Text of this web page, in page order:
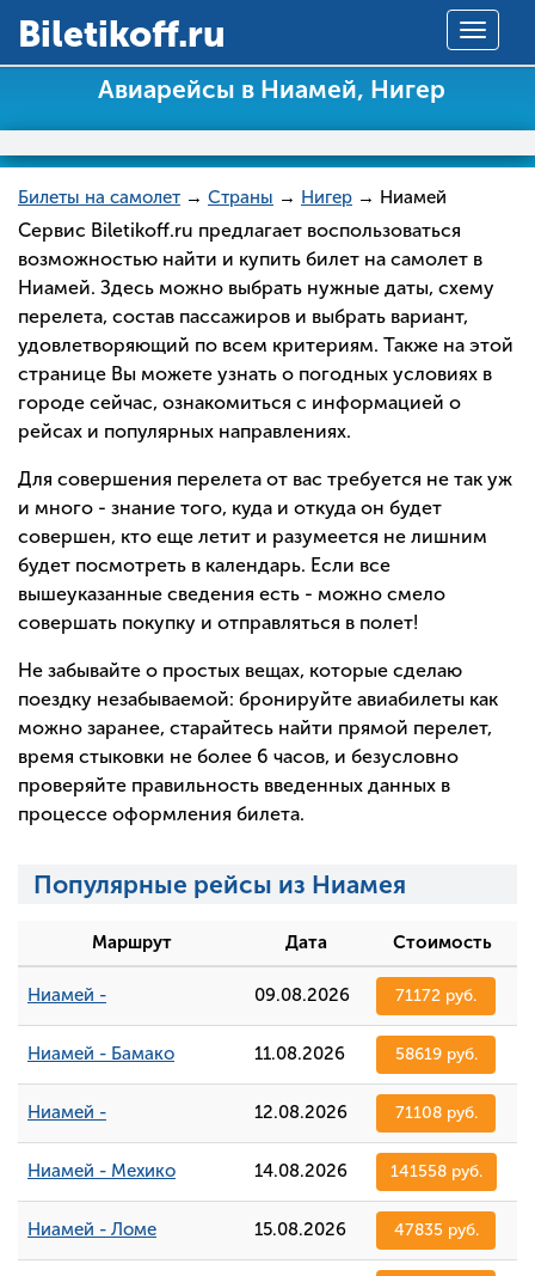
Toggle
Вiletikoff.ru
Авиарейсы в Ниамей, Нигер
Билеты на самолет → Страны → Нигер → Ниамей
Сервис Biletikoff.ru предлагает воспользоваться
возможностью найти и купить билет на самолет в
Ниамей. Здесь можно выбрать нужные даты, схему
перелета, состав пассажиров и выбрать вариант,
удовлетворяющий по всем критериям. Также на этой
странице Вы можете узнать о погодных условиях в
городе сейчас, ознакомиться с информацией о
рейсах и популярных направлениях.
Для совершения перелета от вас требуется не так уж
и много - знание того, куда и откуда он будет
совершен, кто еще летит и разумеется не лишним
будет посмотреть в календарь. Если все
вышеуказанные сведения есть - можно смело
совершать покупку и отправляться в полет!
Не забывайте о простых вещах, которые сделаю
поездку незабываемой: бронируйте авиабилеты как
можно заранее, старайтесь найти прямой перелет,
время стыковки не более 6 часов, и безусловно
проверяйте правильность введенных данных в
процессе оформления билета.
Популярные рейсы из Ниамея
Маршрут Дата Стоимость
Ниамей - 09.08.2026 71172 руб.
Ниамей - Бамако 11.08.2026 58619 руб.
Ниамей - 12.08.2026 71108 руб.
Ниамей - Мехико 14.08.2026 141558 руб.
Ниамей - Ломе 15.08.2026 47835 руб.